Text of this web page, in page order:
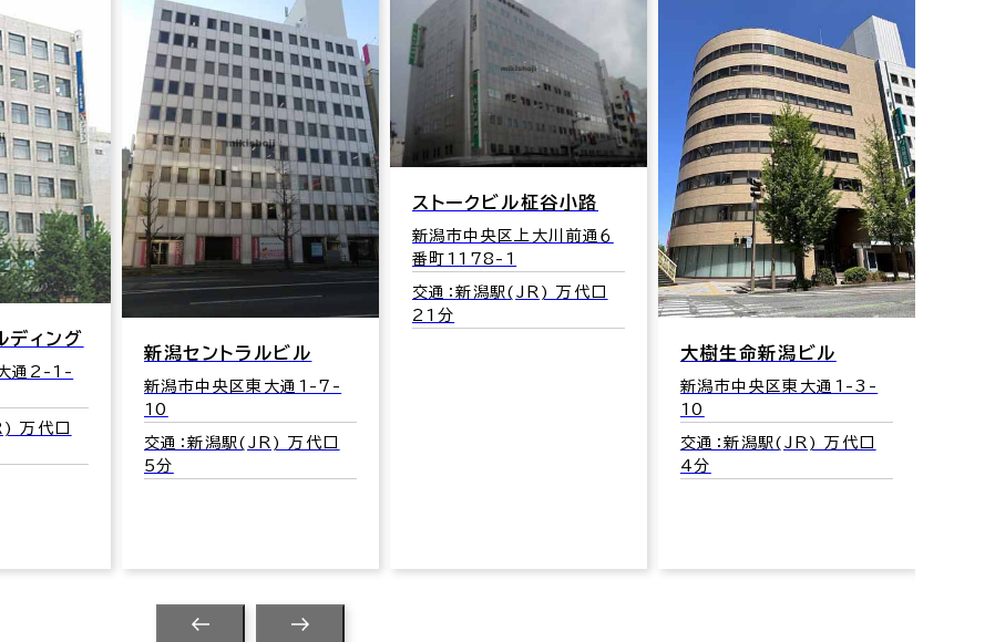
ディング
通2-1-
万代口
新潟セントラルビル
新潟市中央区東大通1-7-
10
交通：新潟駅(JR) 万代口
5分
ストークビル柾谷小路
新潟市中央区上大川前通６
番町1178-1
交通：新潟駅(JR) 万代口
21分
大樹生命新潟ビル
新潟市中央区東大通1-3-
10
交通：新潟駅(JR) 万代口
4分